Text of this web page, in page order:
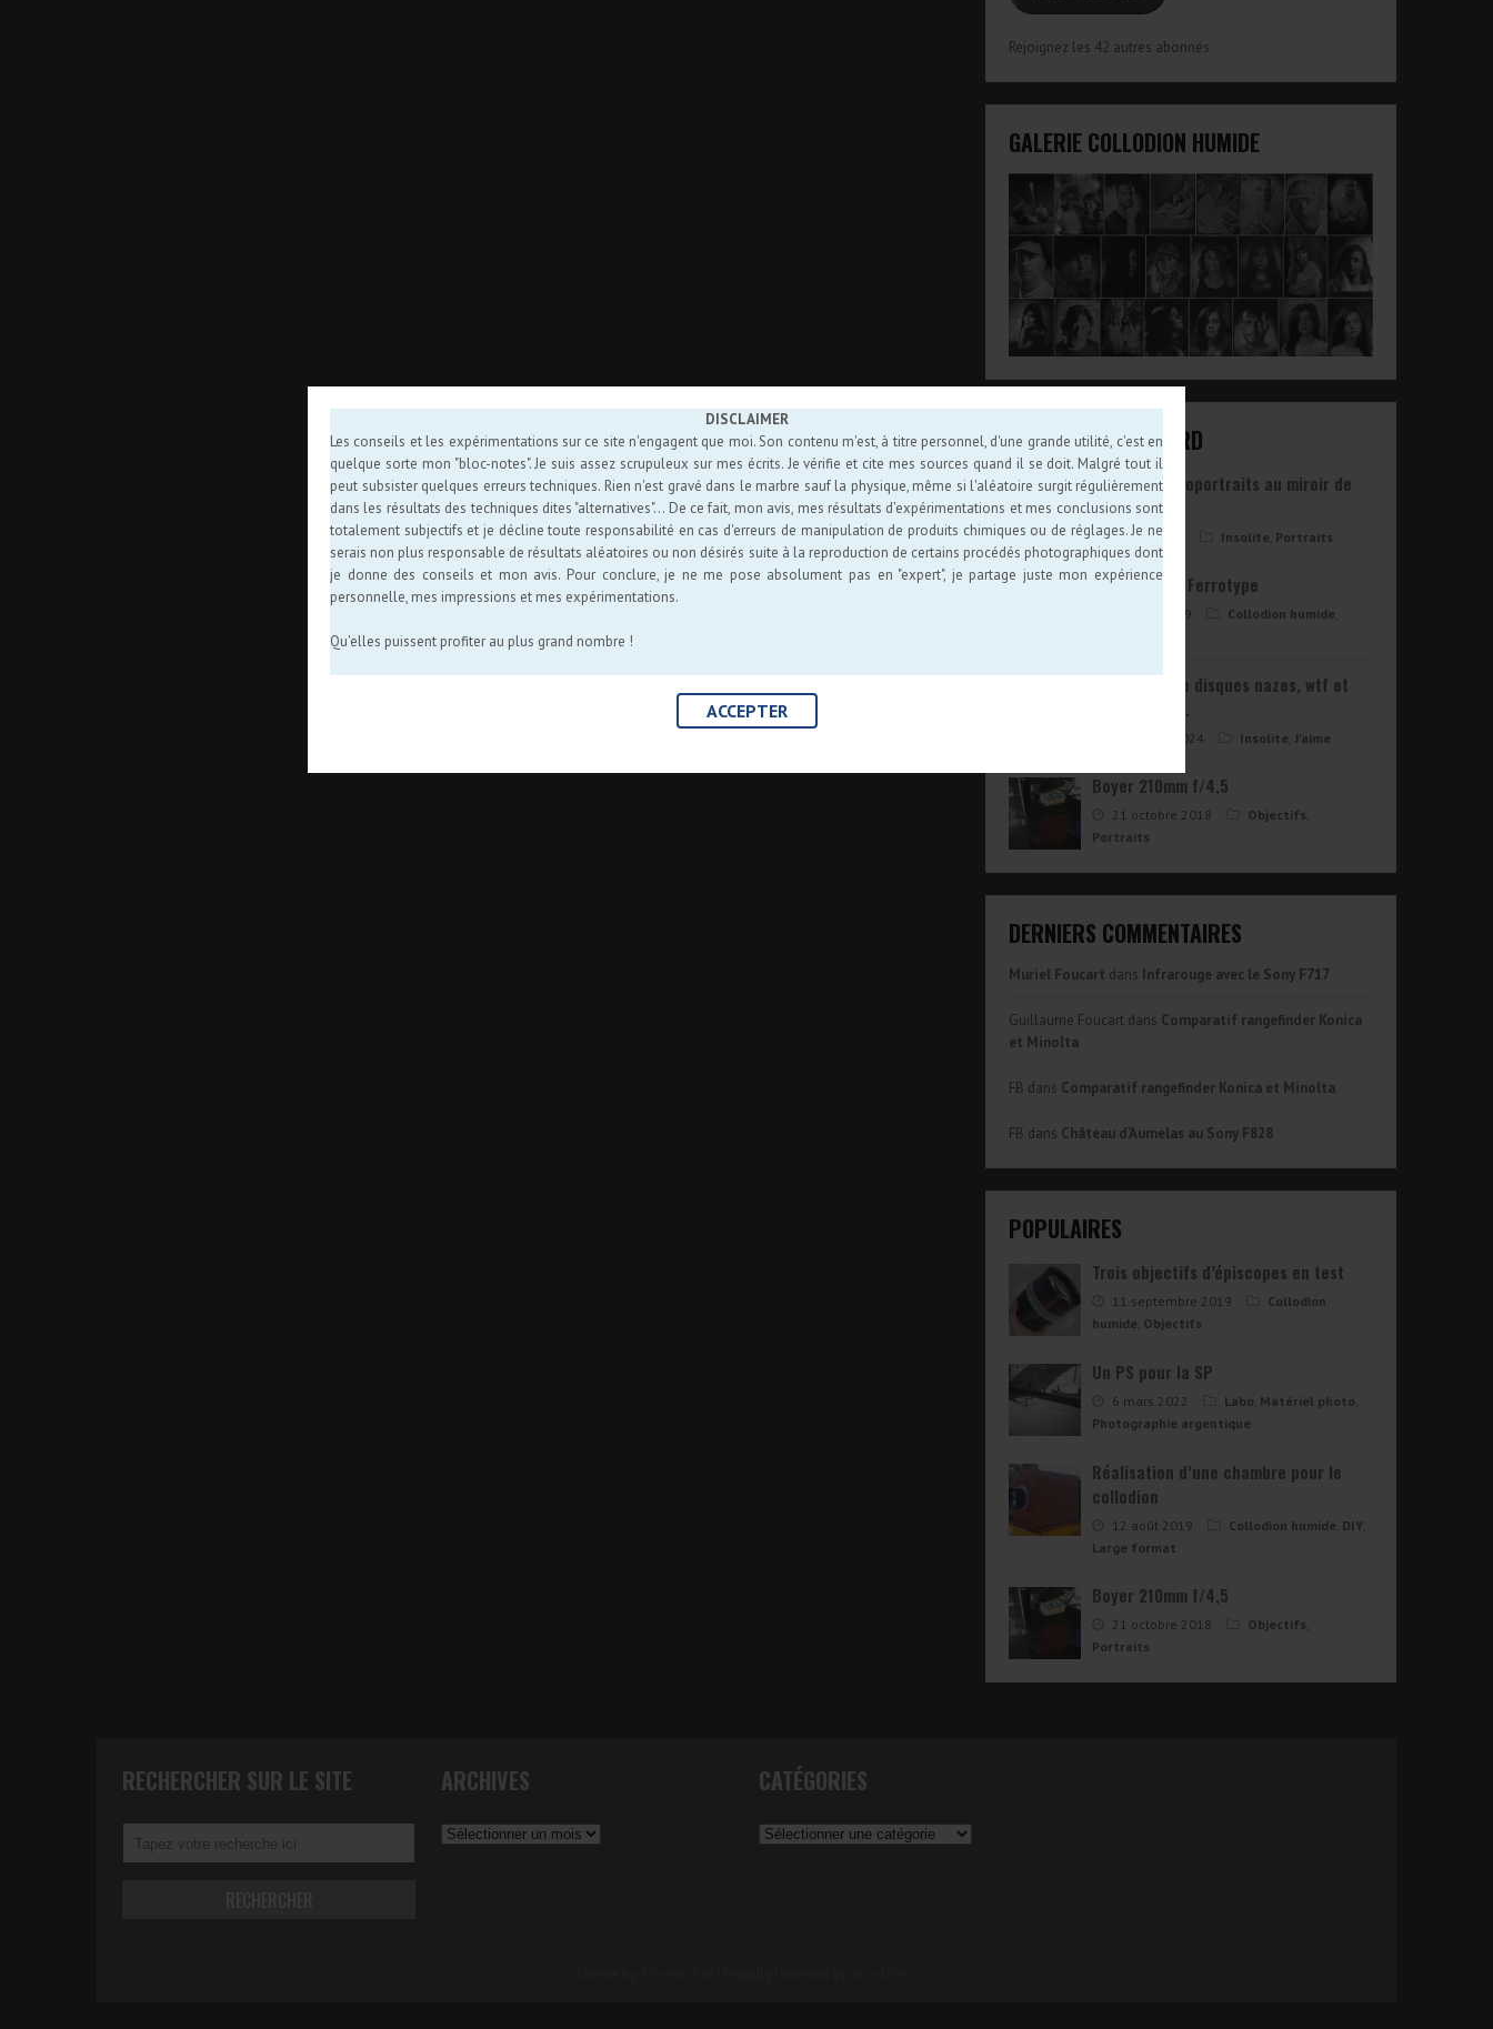
DISCLAIMER
Les conseils et les expérimentations sur ce site n'engagent que moi. Son contenu m'est, à titre personnel, d'une grande utilité, c'est en
quelque sorte mon "bloc-notes". Je suis assez scrupuleux sur mes écrits. Je vérifie et cite mes sources quand il se doit. Malgré tout il
peut subsister quelques erreurs techniques. Rien n'est gravé dans le marbre sauf la physique, même si l'aléatoire surgit régulièrement
dans les résultats des techniques dites "alternatives"... De ce fait, mon avis, mes résultats d’expérimentations et mes conclusions sont
totalement subjectifs et je décline toute responsabilité en cas d'erreurs de manipulation de produits chimiques ou de réglages. Je ne
serais non plus responsable de résultats aléatoires ou non désirés suite à la reproduction de certains procédés photographiques dont
je donne des conseils et mon avis. Pour conclure, je ne me pose absolument pas en "expert", je partage juste mon expérience
personnelle, mes impressions et mes expérimentations.
Qu'elles puissent profiter au plus grand nombre !
ACCEPTER
Rejoignez les 42 autres abonnés
GALERIE COLLODION HUMIDE
ARTICLES AU HASARD
[Update] Autoportraits au miroir de
1976 à 2025
1 août 2024 Insolite Portraits
Autoportrait Ferrotype
27 août 2019 Collodion humide
Pochettes de disques nazes, wtf et
improbables..
2 octobre 2024 Insolite J'aime
Boyer 210mm f/4,5
21 octobre 2018 Objectifs
Portraits
DERNIERS COMMENTAIRES
Muriel Foucart dans Infrarouge avec le Sony F717
Guillaume Foucart dans Comparatif rangefinder Konica
et Minolta
FB dans Comparatif rangefinder Konica et Minolta
FB dans Château d’Aumelas au Sony F828
POPULAIRES
Trois objectifs d’épiscopes en test
11 septembre 2019
Collodion
humide Objectifs
Un PS pour la SP
6 mars 2022 Labo Matériel photo
Photographie argentique
Réalisation d’une chambre pour le
collodion
12 août 2019 Collodion humide DIY
Large format
Boyer 210mm f/4,5
21 octobre 2018 Objectifs
Portraits
RECHERCHER SUR LE SITE ARCHIVES
Archives
CATÉGORIES
Catégories